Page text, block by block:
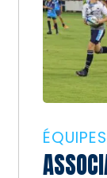
ÉQUIPES